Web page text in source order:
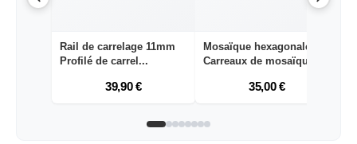
Rail de carrelage 11mm
Profilé de carrel...
39,90 €
Mosaïque hexagonale
Carreaux de mosaïque...
35,00 €